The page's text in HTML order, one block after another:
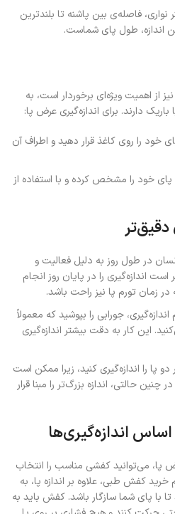
فاصله‌ی بین پاشنه تا بلندترین
اندازه، طول پای شماست.
از اهمیت ویژه‌ای برخوردار است، به
دارند. برای اندازه‌گیری عرض پا:
خود را روی کاغذ قرار دهید و اطراف آن
خود را مشخص کرده و با استفاده از
دقیق‌تر
در طول روز به دلیل فعالیت و
اندازه‌گیری را در پایان روز انجام
زمان تورم پا نیز راحت باشد.
اندازه‌گیری، جورابی را بپوشید که معمولاً
این کار به دقت بیشتر اندازه‌گیری
پا را اندازه‌گیری کنید، زیرا ممکن است
حالتی، اندازه بزرگ‌تر را مبنا قرار
اندازه‌گیری‌ها
پا، می‌توانید کفشی مناسب را انتخاب
کفش طبی، علاوه بر اندازه پا، به
با پای شما سازگار باشد. کفش باید به